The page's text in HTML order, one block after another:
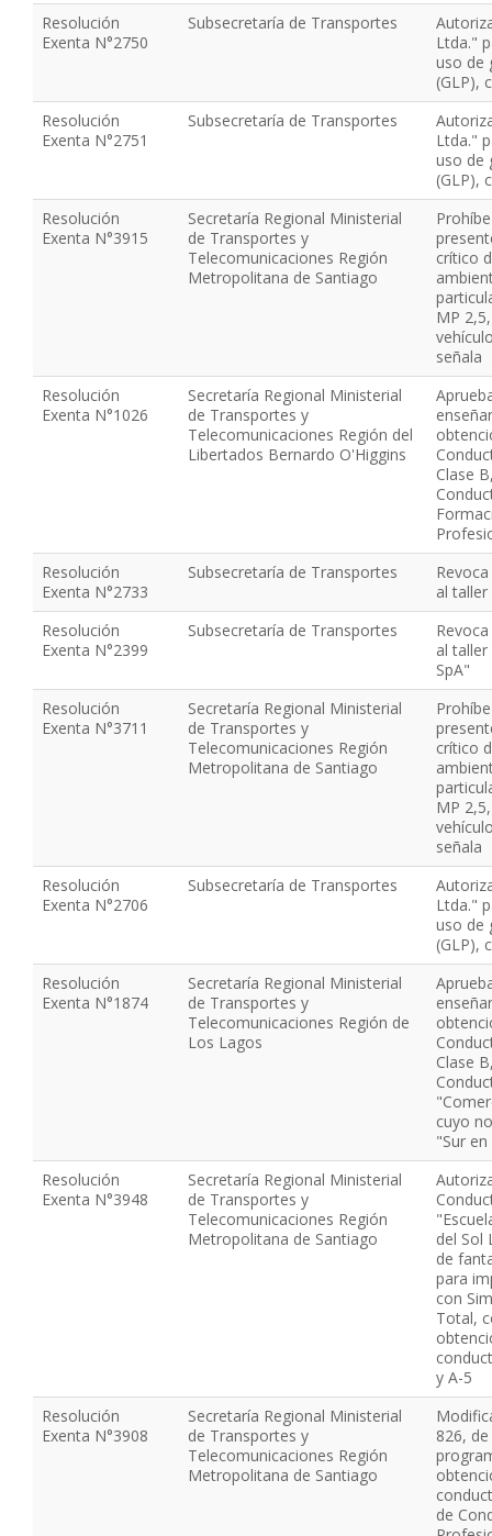
Resolución
Exenta N°2750
Subsecretaría de Transportes
Ltda."
uso de
(GLP),
Resolución
Exenta N°2751
Subsecretaría de Transportes
Ltda."
uso de
(GLP),
Resolución
Exenta N°3915
Secretaría Regional Ministerial
de Transportes y
Telecomunicaciones Región
Metropolitana de Santiago
crítico
MP
señala
Resolución
Exenta N°1026
Secretaría Regional Ministerial
de Transportes y
Telecomunicaciones Región del
Libertados Bernardo O'Higgins
Clase
Resolución
Exenta N°2733
Subsecretaría de Transportes
al
Resolución
Exenta N°2399
Subsecretaría de Transportes
al
SpA"
Resolución
Exenta N°3711
Secretaría Regional Ministerial
de Transportes y
Telecomunicaciones Región
Metropolitana de Santiago
crítico
MP
señala
Resolución
Exenta N°2706
Subsecretaría de Transportes
Ltda."
uso de
(GLP),
Resolución
Exenta N°1874
Secretaría Regional Ministerial
de Transportes y
Telecomunicaciones Región de
Los Lagos
Clase
cuyo
"Sur
Resolución
Exenta N°3948
Secretaría Regional Ministerial
de Transportes y
Telecomunicaciones Región
Metropolitana de Santiago
del Sol
de
para
con
Total,
y A-5
Resolución
Exenta N°3908
Secretaría Regional Ministerial
de Transportes y
Telecomunicaciones Región
Metropolitana de Santiago
826,
de